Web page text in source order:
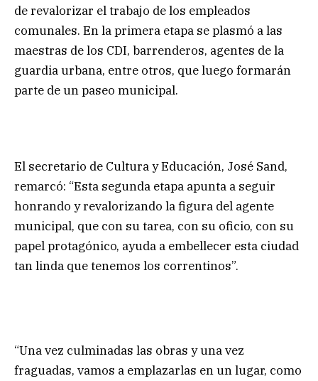
de revalorizar el trabajo de los empleados
comunales. En la primera etapa se plasmó a las
maestras de los CDI, barrenderos, agentes de la
guardia urbana, entre otros, que luego formarán
parte de un paseo municipal.
El secretario de Cultura y Educación, José Sand,
remarcó: “Esta segunda etapa apunta a seguir
honrando y revalorizando la figura del agente
municipal, que con su tarea, con su oficio, con su
papel protagónico, ayuda a embellecer esta ciudad
tan linda que tenemos los correntinos”.
“Una vez culminadas las obras y una vez
fraguadas, vamos a emplazarlas en un lugar, como